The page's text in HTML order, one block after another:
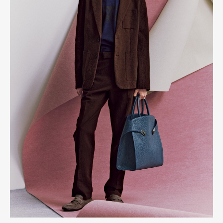
Art&Design WatchFashion
ProductCulture Lifestyle
Pen Membership
Magazine
Official Columnist
About
Contact
Pen Meet
Pen international Pen tw